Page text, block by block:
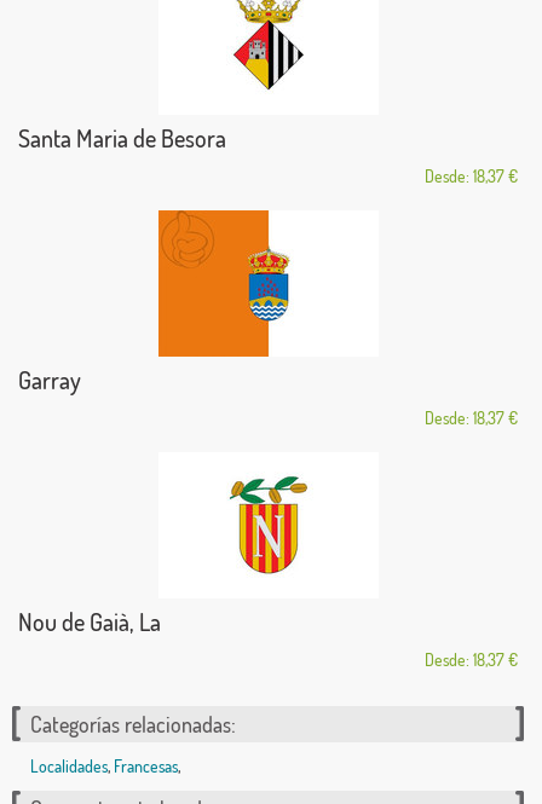
Santa Maria de Besora
Desde: 18,37 €
Garray
Desde: 18,37 €
Nou de Gaià, La
Desde: 18,37 €
Categorías relacionadas:
Localidades, Francesas,